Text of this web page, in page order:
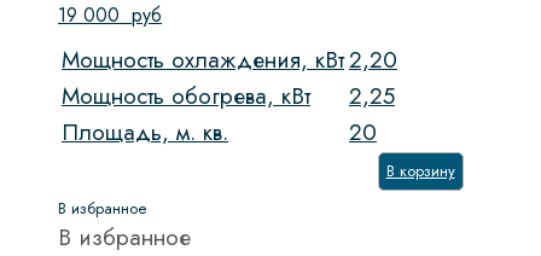
19 000 руб
Мощность охлаждения, кВт2,20
Мощность обогрева, кВт
2,25
Площадь, м. кв.
20
В корзину
В избранное
В избранное